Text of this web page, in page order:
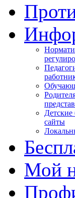
Детские
сайты
Мой